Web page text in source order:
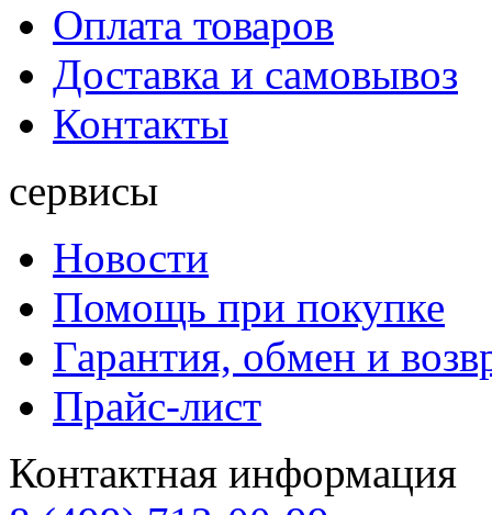
Оплата товаров
Доставка и самовывоз
Контакты
сервисы
Новости
Помощь при покупке
Гарантия, обмен и
Прайс-лист
Контактная информация